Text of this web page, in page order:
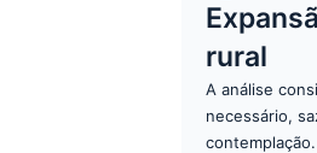
rural
A análise
necessário,
contemplação.